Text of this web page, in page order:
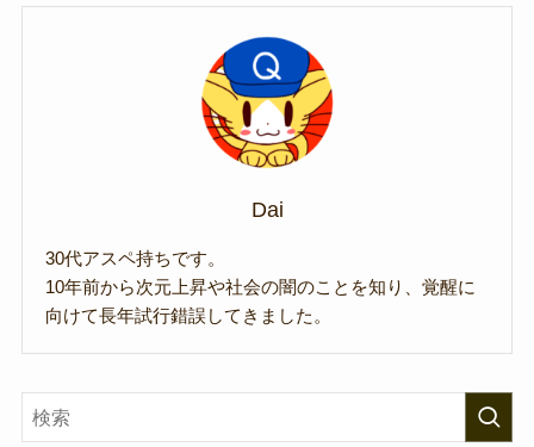
Dai
30代アスペ持ちです。
10年前から次元上昇や社会の闇のことを知り、覚醒に
向けて長年試行錯誤してきました。